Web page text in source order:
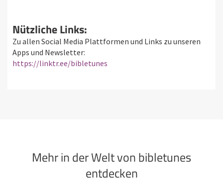
Nützliche Links:
Zu allen Social Media Plattformen und Links zu unseren
Apps und Newsletter:
https://linktr.ee/bibletunes
Mehr in der Welt von bibletunes
entdecken